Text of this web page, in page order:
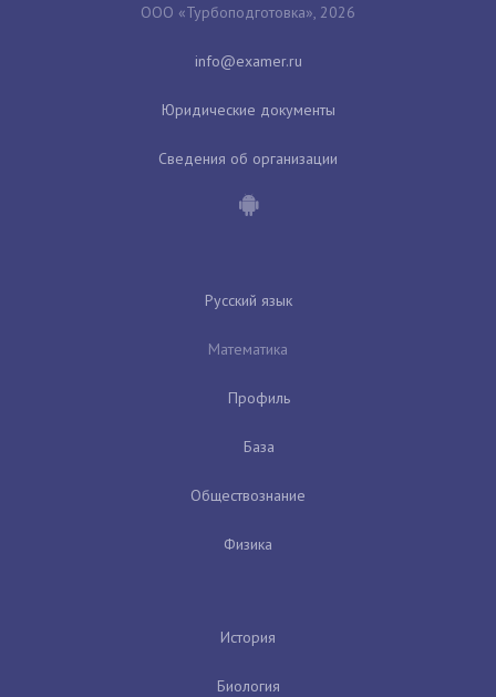
ООО «Турбоподготовка», 2026
Юридические документы
Сведения об организации
Русский язык
Математика
Профиль
База
Обществознание
Физика
История
Биология